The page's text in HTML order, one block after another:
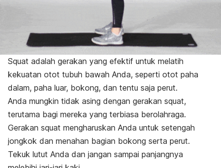
Squat adalah gerakan yang efektif untuk melatih
kekuatan otot tubuh bawah Anda, seperti otot paha
dalam, paha luar, bokong, dan tentu saja perut.
Anda mungkin tidak asing dengan gerakan squat,
terutama bagi mereka yang terbiasa berolahraga.
Gerakan squat mengharuskan Anda untuk setengah
jongkok dan menahan bagian bokong serta perut.
Tekuk lutut Anda dan jangan sampai panjangnya